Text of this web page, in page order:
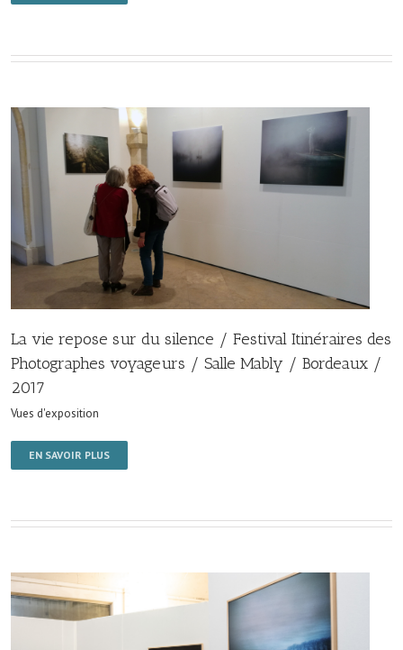
La vie repose sur du silence / Festival Itinéraires des
Photographes voyageurs / Salle Mably / Bordeaux /
2017
Vues d'exposition
EN SAVOIR PLUS